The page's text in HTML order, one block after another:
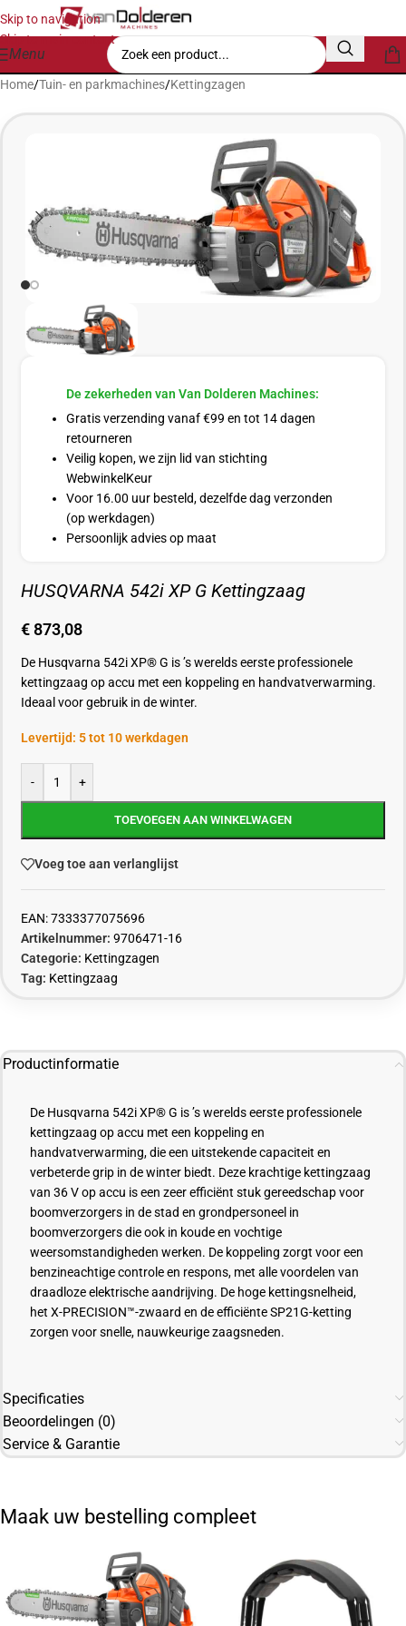
Skip to navigation
Skip to main content
Menu
Home/Tuin- en parkmachines/Kettingzagen
De zekerheden van Van Dolderen Machines:
Gratis verzending vanaf €99 en tot 14 dagen
retourneren
Veilig kopen, we zijn lid van stichting
WebwinkelKeur
Voor 16.00 uur besteld, dezelfde dag verzonden
(op werkdagen)
Persoonlijk advies op maat
HUSQVARNA 542i XP G Kettingzaag
€873,08
De Husqvarna 542i XP® G is ’s werelds eerste professionele
kettingzaag op accu met een koppeling en handvatverwarming.
Ideaal voor gebruik in de winter.
Levertijd: 5 tot 10 werkdagen
- +
TOEVOEGEN AAN WINKELWAGEN
Voeg toe aan verlanglijst
EAN:7333377075696
Artikelnummer: 9706471-16
Categorie: Kettingzagen
Tag: Kettingzaag
Productinformatie
De Husqvarna 542i XP® G is ’s werelds eerste professionele
kettingzaag op accu met een koppeling en
handvatverwarming, die een uitstekende capaciteit en
verbeterde grip in de winter biedt. Deze krachtige kettingzaag
van 36 V op accu is een zeer efficiënt stuk gereedschap voor
boomverzorgers in de stad en grondpersoneel in
boomverzorgers die ook in koude en vochtige
weersomstandigheden werken. De koppeling zorgt voor een
benzineachtige controle en respons, met alle voordelen van
draadloze elektrische aandrijving. De hoge kettingsnelheid,
het X-PRECISION™-zwaard en de efficiënte SP21G-ketting
zorgen voor snelle, nauwkeurige zaagsneden.
Specificaties
Beoordelingen (0)
Service & Garantie
Maak uw bestelling compleet